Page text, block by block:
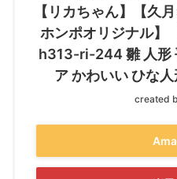
【リカちゃん】【久
ホンポオリジナル】
h313-ri-244 雛 人形
ア かわいい ひな
created